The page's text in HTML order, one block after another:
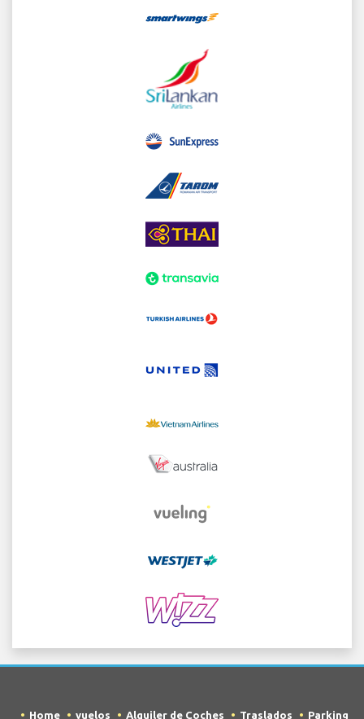
Home vuelos Alquiler de Coches Traslados Parking